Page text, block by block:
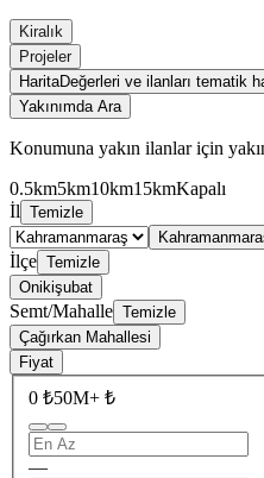
Kiralık
Projeler
HaritaDeğerleri ve ilanları tematik
Yakınımda Ara
Konumuna yakın ilanlar için
0.5km5km10km15kmKapalı
İl Temizle
İlçe Temizle
Onikişubat
Semt/Mahalle Temizle
Çağırkan Mahallesi
Fiyat
0 ₺50M+ ₺
—